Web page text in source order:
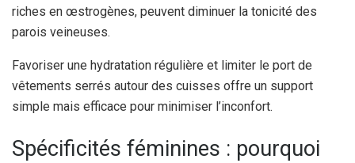
riches en œstrogènes, peuvent diminuer la tonicité des
parois veineuses.
Favoriser une hydratation régulière et limiter le port de
vêtements serrés autour des cuisses offre un support
simple mais efficace pour minimiser l’inconfort.
Spécificités féminines : pourquoi